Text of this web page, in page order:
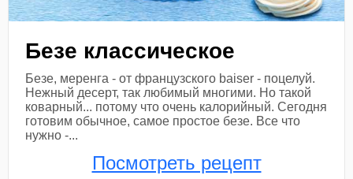
Безе классическое
Безе, меренга - от французского baiser - поцелуй.
Нежный десерт, так любимый многими. Но такой
коварный... потому что очень калорийный. Сегодня
готовим обычное, самое простое безе. Все что
нужно -...
Посмотреть рецепт